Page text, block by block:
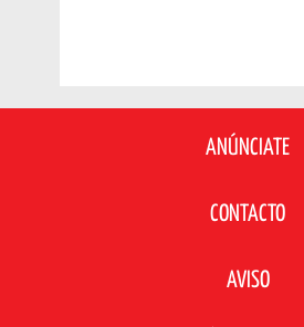
ANÚNCIATE
CONTACTO
AVISO